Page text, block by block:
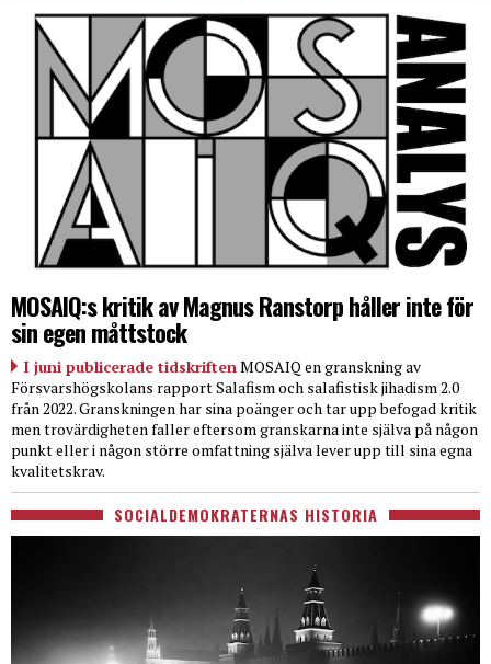
MOSAIQ:s kritik av Magnus Ranstorp håller inte för
sin egen måttstock
I juni publicerade tidskriftenMOSAIQ en granskning av
Försvarshögskolans rapport Salafism och salafistisk jihadism 2.0
från 2022. Granskningen har sina poänger och tar upp befogad kritik
men trovärdigheten faller eftersom granskarna inte själva på någon
punkt eller i någon större omfattning själva lever upp till sina egna
kvalitetskrav.
SOCIALDEMOKRATERNAS HISTORIA